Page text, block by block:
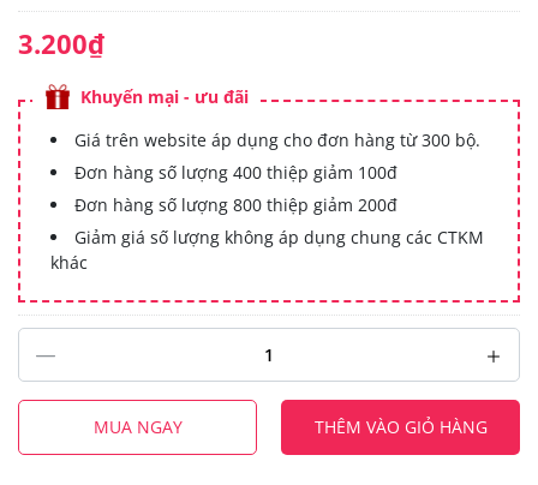
3.200₫
Khuyến mại - ưu đãi
Giá trên website áp dụng cho đơn hàng từ 300 bộ.
Đơn hàng số lượng 400 thiệp giảm 100đ
Đơn hàng số lượng 800 thiệp giảm 200đ
Giảm giá số lượng không áp dụng chung các CTKM
khác
MUA NGAY THÊM VÀO GIỎ HÀNG